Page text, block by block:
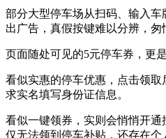
部分大型停车场从扫码、输入
出广告，真假按键难以分辨，匆
页面随处可见的5元停车券，更
看似实惠的停车优惠，点击领
求实名填写身份证信息。
看似一键领券，实则会悄悄开
仅无法领到停车补贴，还存在